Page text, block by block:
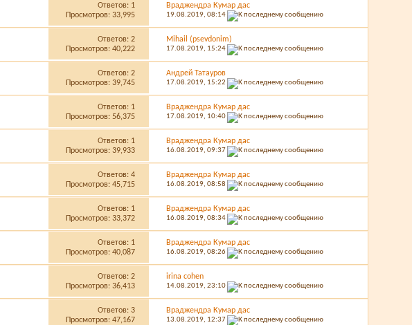
Ответов: 1
Просмотров: 33,995
Враджендра Кумар дас
19.08.2019, 08:14
Ответов:2
Просмотров: 40,222
Mihail (psevdonim)
17.08.2019, 15:24
Ответов:2
Просмотров: 39,745
Андрей Татауров
17.08.2019, 15:22
Ответов: 1
Просмотров: 56,375
Враджендра Кумар дас
17.08.2019, 10:40
Ответов: 1
Просмотров: 39,933
Враджендра Кумар дас
16.08.2019, 09:37
Ответов:4
Просмотров: 45,715
Враджендра Кумар дас
16.08.2019, 08:58
Ответов: 1
Просмотров: 33,372
Враджендра Кумар дас
16.08.2019, 08:34
Ответов: 1
Просмотров: 40,087
Враджендра Кумар дас
16.08.2019, 08:26
Ответов:2
Просмотров: 36,413
irina cohen
14.08.2019, 23:10
Ответов:3
Просмотров: 47,167
Враджендра Кумар дас
13.08.2019, 12:37